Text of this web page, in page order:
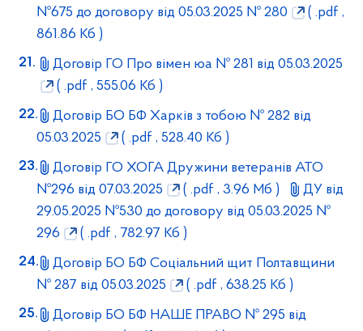
№675 до договору від 05.03.2025 № 280
( .pdf ,
861.86 Кб )
Договір ГО Про вімен юа № 281 від 05.03.2025
( .pdf , 555.06 Кб )
Договір БО БФ Харків з тобою № 282 від
05.03.2025
( .pdf , 528.40 Кб )
Договір ГО ХОГА Дружини ветеранів АТО
№296 від 07.03.2025
( .pdf , 3.96 Мб )
ДУ від
29.05.2025 №530 до договору від 05.03.2025 №
296
( .pdf , 782.97 Кб )
Договір БО БФ Соціальний щит Полтавщини
№ 287 від 05.03.2025
( .pdf , 638.25 Кб )
Договір БО БФ НАШЕ ПРАВО № 295 від